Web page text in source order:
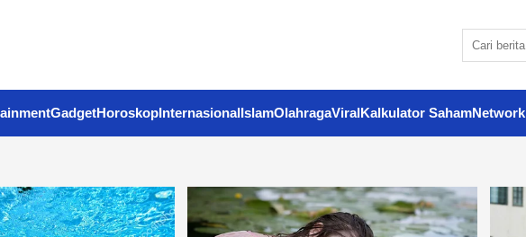
GadgetHoroskopInternasionalIslamOlahragaViralKalkulator SahamNetwork